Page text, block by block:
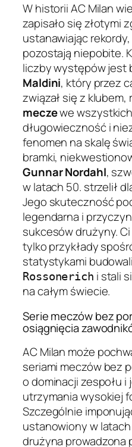
W historii AC Milan
zapisało się złotymi
ustanawiając
pozostają niepobite.
liczby występów jest
Maldini, który przez
związał się z klubem,
meczewe
długowieczność i
fenomen na skalę
bramki,
Gunnar Nordahl,
w latach 50. strzelił
Jego skuteczność
legendarna i
sukcesów drużyny.
tylko przykłady
statystykami
Rossonerich i stali
na całym świecie.
Serie meczów bez
osiągnięcia
AC Milan może
seriami meczów bez
o dominacji zespołu
utrzymania wysokiej
Szczególnie
ustanowiony w latach
drużyna prowadzona